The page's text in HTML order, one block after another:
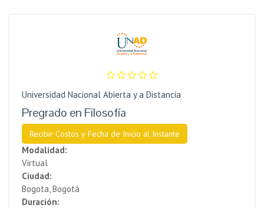
Universidad Nacional Abierta y a Distancia
Pregrado en Filosofía
Recibir Costos y Fecha de Inicio al Instante
Modalidad:
Virtual
Ciudad:
Bogota, Bogotá
Duración: